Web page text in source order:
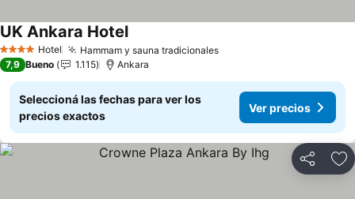
4 EstrellasHotel Hammam y sauna tradicionalesVer precios
UK Ankara HotelVer precios
7,9 Bueno 1.115 Ankara
Seleccioná las fechas para ver los
precios exactos
Ver precios
Compartir